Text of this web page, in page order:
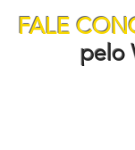
FALE
pelo